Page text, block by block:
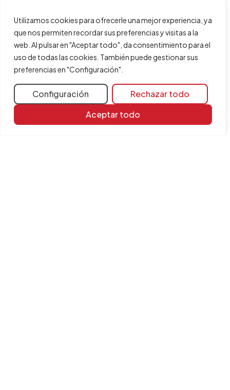
Utilizamos cookies para ofrecerle una mejor experiencia, ya
que nos permiten recordar sus preferencias y visitas a la
web. Al pulsar en "Aceptar todo", da consentimiento para el
uso de todas las cookies. También puede gestionar sus
preferencias en "Configuración".
Configuración
Rechazar todo
Aceptar todo
Compartir
debeseguir realizando la exportación a este
para verificarlas. De cualquier forma,
comprobar la parte mencionada del documento básico
HE1 en CYPECAD MEP permite ajustar de forma más
cómoda el modelo geométrico y constructivo
directamente en este programa antes de la exportación.